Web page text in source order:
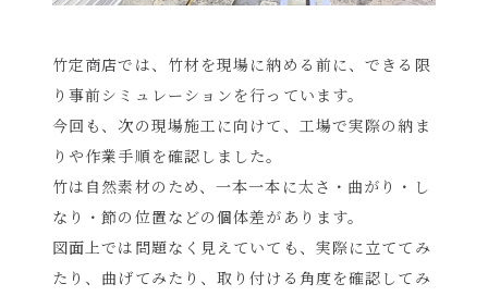
竹定商店では、竹材を現場に納める前に、できる限
り事前シミュレーションを行っています。
今回も、次の現場施工に向けて、工場で実際の納ま
りや作業手順を確認しました。
竹は自然素材のため、一本一本に太さ・曲がり・し
なり・節の位置などの個体差があります。
図面上では問題なく見えていても、実際に立ててみ
たり、曲げてみたり、取り付ける角度を確認してみ